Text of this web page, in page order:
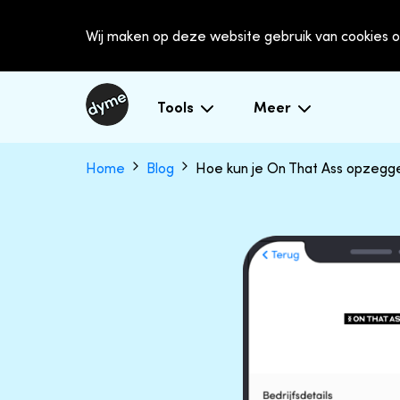
Wij maken op deze website gebruik van
Tools Meer
Home Blog Hoe kun je On That Ass